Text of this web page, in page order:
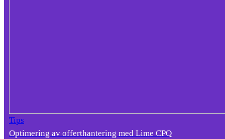
Tips
Optimering av offerthantering med Lime CPQ